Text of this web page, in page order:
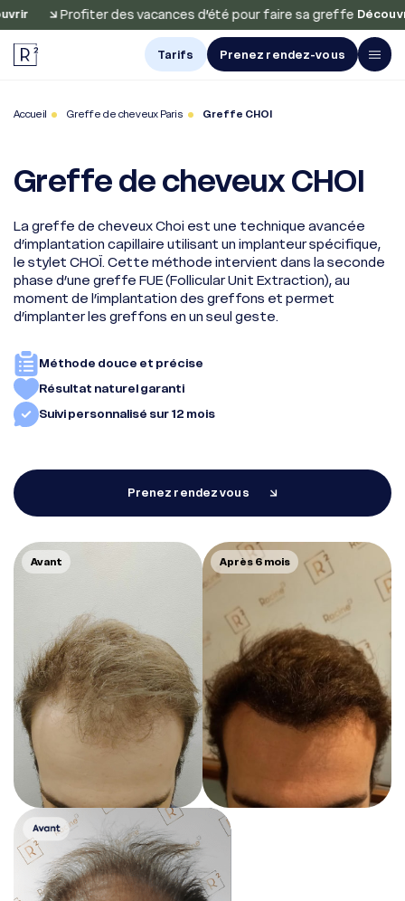
Profiter des vacances d’été pour faire sa greffeDécouvrir
Avis et
Greffe de
cheveux
Greffe
de barbe
Greffe
de sourcils
À propos
Nos centres
FR
Prenez rendez-vous
Tarifs Prenez rendez-vous
Accueil Greffe de cheveux Paris Greffe CHOI
Greffe de cheveux CHOI
La greffe de cheveux Choi est une technique avancée
d’implantation capillaire utilisant un implanteur spécifique,
le stylet CHOÏ. Cette méthode intervient dans la seconde
phase d’une greffe FUE (Follicular Unit Extraction), au
moment de l’implantation des greffons et permet
d’implanter les greffons en un seul geste.
Méthode douce et précise
Résultat naturel garanti
Suivi personnalisé sur 12 mois
Prenez rendez vous
Avant Après 6 mois